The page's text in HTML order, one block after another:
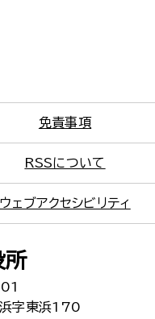
免責事項
RSSについて
ウェブアクセシビリティ
所
字東浜170